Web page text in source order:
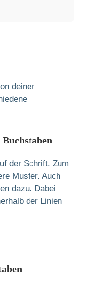
deiner
der Schrift. Zum
Muster. Auch
dazu. Dabei
der Linien